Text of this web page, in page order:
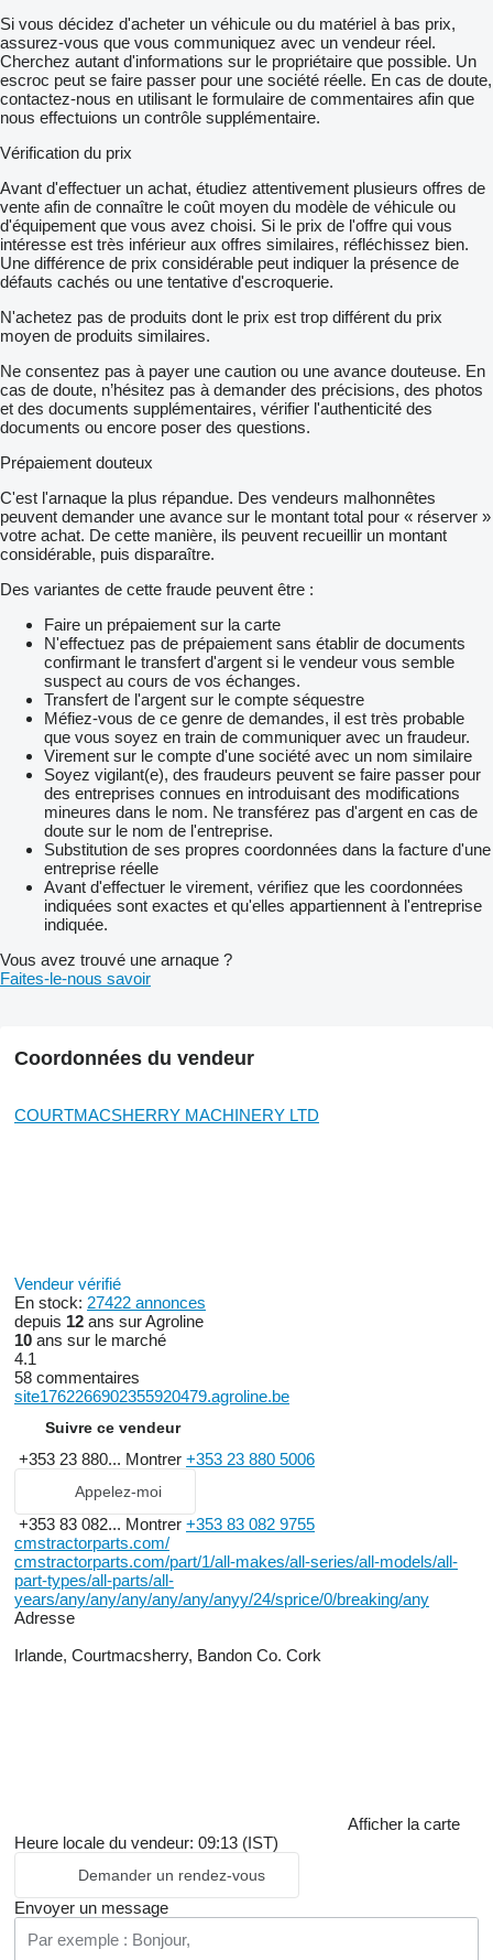
Si vous décidez d'acheter un véhicule ou du matériel à bas prix,
assurez-vous que vous communiquez avec un vendeur réel.
Cherchez autant d'informations sur le propriétaire que possible. Un
escroc peut se faire passer pour une société réelle. En cas de doute,
contactez-nous en utilisant le formulaire de commentaires afin que
nous effectuions un contrôle supplémentaire.
Vérification du prix
Avant d'effectuer un achat, étudiez attentivement plusieurs offres de
vente afin de connaître le coût moyen du modèle de véhicule ou
d'équipement que vous avez choisi. Si le prix de l'offre qui vous
intéresse est très inférieur aux offres similaires, réfléchissez bien.
Une différence de prix considérable peut indiquer la présence de
défauts cachés ou une tentative d'escroquerie.
N'achetez pas de produits dont le prix est trop différent du prix
moyen de produits similaires.
Ne consentez pas à payer une caution ou une avance douteuse. En
cas de doute, n’hésitez pas à demander des précisions, des photos
et des documents supplémentaires, vérifier l'authenticité des
documents ou encore poser des questions.
Prépaiement douteux
C'est l'arnaque la plus répandue. Des vendeurs malhonnêtes
peuvent demander une avance sur le montant total pour « réserver »
votre achat. De cette manière, ils peuvent recueillir un montant
considérable, puis disparaître.
Des variantes de cette fraude peuvent être :
Faire un prépaiement sur la carte
N'effectuez pas de prépaiement sans établir de documents
confirmant le transfert d'argent si le vendeur vous semble
suspect au cours de vos échanges.
Transfert de l'argent sur le compte séquestre
Méfiez-vous de ce genre de demandes, il est très probable
que vous soyez en train de communiquer avec un fraudeur.
Virement sur le compte d'une société avec un nom similaire
Soyez vigilant(e), des fraudeurs peuvent se faire passer pour
des entreprises connues en introduisant des modifications
mineures dans le nom. Ne transférez pas d'argent en cas de
doute sur le nom de l'entreprise.
Substitution de ses propres coordonnées dans la facture d'une
entreprise réelle
Avant d'effectuer le virement, vérifiez que les coordonnées
indiquées sont exactes et qu'elles appartiennent à l'entreprise
indiquée.
Vous avez trouvé une arnaque ?
Faites-le-nous savoir
Coordonnées du vendeur
COURTMACSHERRY MACHINERY LTD
Vendeur vérifié
En stock: 27422 annonces
depuis 12 ans sur Agroline
10 ans sur le marché
4.1
58 commentaires
site1762266902355920479.agroline.be
Suivre ce vendeur
+353 23 880... Montrer +353 23 880 5006
Appelez-moi
+353 83 082... Montrer +353 83 082 9755
cmstractorparts.com/
cmstractorparts.com/part/1/all-makes/all-series/all-models/all-
part-types/all-parts/all-
years/any/any/any/any/any/anyy/24/sprice/0/breaking/any
Adresse
Irlande, Courtmacsherry, Bandon Co. Cork
Afficher la carte
Heure locale du vendeur: 09:13 (IST)
Demander un rendez-vous
Envoyer un message